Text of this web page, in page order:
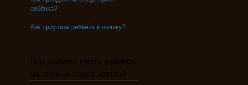
ребёнка?
Как приучить ребёнка к горшку?
Что должен уметь ребёнок
на первых годах жизни?